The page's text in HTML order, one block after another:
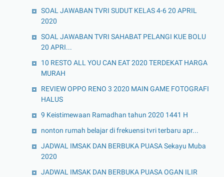
SOAL JAWABAN TVRI SUDUT KELAS 4-6 20 APRIL
2020
SOAL JAWABAN TVRI SAHABAT PELANGI KUE BOLU
20 APRI...
10 RESTO ALL YOU CAN EAT 2020 TERDEKAT HARGA
MURAH
REVIEW OPPO RENO 3 2020 MAIN GAME FOTOGRAFI
HALUS
9 Keistimewaan Ramadhan tahun 2020 1441 H
nonton rumah belajar di frekuensi tvri terbaru apr...
JADWAL IMSAK DAN BERBUKA PUASA Sekayu Muba
2020
JADWAL IMSAK DAN BERBUKA PUASA OGAN ILIR